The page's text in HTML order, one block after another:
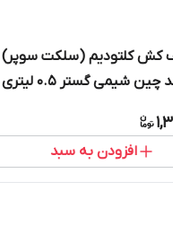
کش کلتودیم (سلکت سوپر)
24 درصد چین شیمی گستر 0.5 لیتری |
افزودن به سبد